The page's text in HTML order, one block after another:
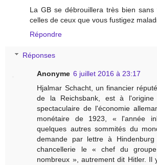
La GB se débrouillera très bien sans
celles de ceux que vous fustigez
Répondre
Réponses
Anonyme 6 juillet 2016 à 23:17
Hjalmar Schacht, un financier
de la Reichsbank, est à l'origine
spectaculaire de l'économie
monétaire de 1923, « l'année
quelques autres sommités du
demande par lettre à
chancellerie le « chef du
nombreux », autrement dit Hitler. Il